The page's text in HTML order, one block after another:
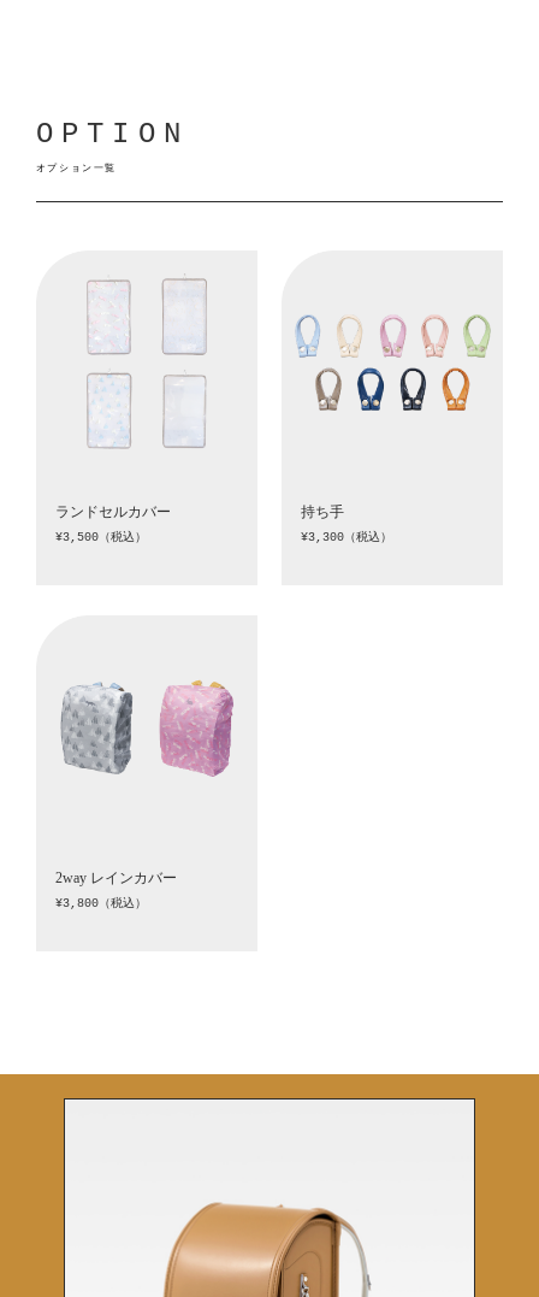
OPTION
オプション一覧
ランドセルカバー
¥3,500（税込）
持ち手
¥3,300（税込）
2way レインカバー
¥3,800（税込）